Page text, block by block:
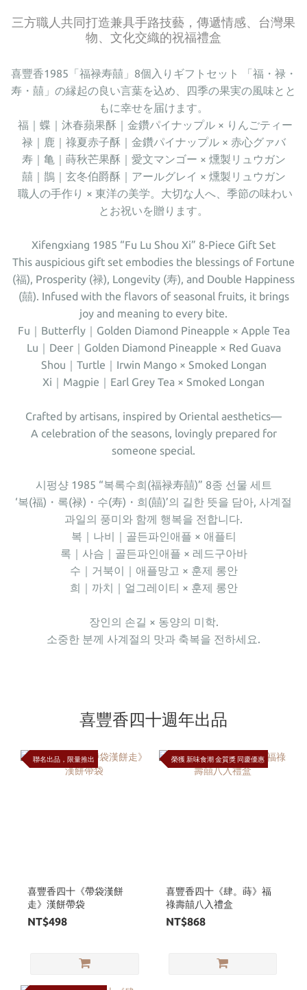
三方職人共同打造兼具手路技藝，傳遞情感、台灣果
物、文化交織的祝福禮盒
喜豐香1985「福禄寿囍」8個入りギフトセット 「福・禄・
寿・囍」の縁起の良い言葉を込め、四季の果実の風味とと
もに幸せを届けます。
福｜蝶｜沐春蘋果酥｜金鑽パイナップル × りんごティー
禄｜鹿｜祿夏赤子酥｜金鑽パイナップル × 赤心グァバ
寿｜亀｜蒔秋芒果酥｜愛文マンゴー × 燻製リュウガン
囍｜鵲｜玄冬伯爵酥｜アールグレイ × 燻製リュウガン
職人の手作り × 東洋の美学。大切な人へ、季節の味わい
とお祝いを贈ります。
Xifengxiang 1985 “Fu Lu Shou Xi” 8-Piece Gift Set
This auspicious gift set embodies the blessings of Fortune
(福), Prosperity (禄), Longevity (寿), and Double Happiness
(囍). Infused with the flavors of seasonal fruits, it brings
joy and meaning to every bite.
Fu｜Butterfly｜Golden Diamond Pineapple × Apple Tea
Lu｜Deer｜Golden Diamond Pineapple × Red Guava
Shou｜Turtle｜Irwin Mango × Smoked Longan
Xi｜Magpie｜Earl Grey Tea × Smoked Longan
Crafted by artisans, inspired by Oriental aesthetics—
A celebration of the seasons, lovingly prepared for
someone special.
시펑샹 1985 “복록수희(福禄寿囍)” 8종 선물 세트
‘복(福)・록(禄)・수(寿)・희(囍)’의 길한 뜻을 담아, 사계절
과일의 풍미와 함께 행복을 전합니다.
복｜나비｜골든파인애플 × 애플티
록｜사슴｜골든파인애플 × 레드구아바
수｜거북이｜애플망고 × 훈제 롱안
희｜까치｜얼그레이티 × 훈제 롱안
장인의 손길 × 동양의 미학.
소중한 분께 사계절의 맛과 축복을 전하세요.
喜豐香四十週年出品
聯名出品，限量推出
喜豐香四十《帶袋漢餅
走》漢餅帶袋
NT$498
榮獲 新味食潮 金質獎 同慶優惠
喜豐香四十《肆。蒔》福
祿壽囍八入禮盒
NT$868